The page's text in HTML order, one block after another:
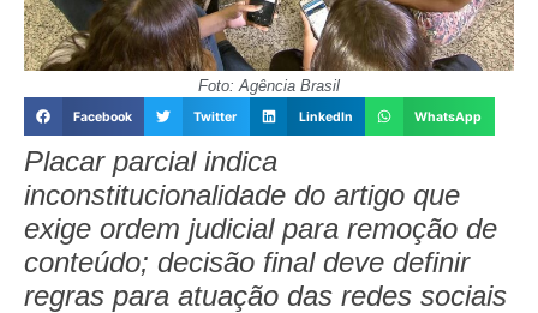
Foto: Agência Brasil
Facebook Twitter LinkedIn WhatsApp
Placar parcial indica
inconstitucionalidade do artigo que
exige ordem judicial para remoção de
conteúdo; decisão final deve definir
regras para atuação das redes sociais